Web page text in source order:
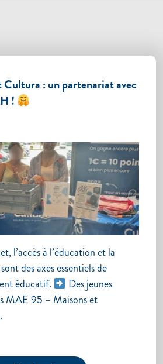
Cultura : un partenariat avec
!
l’accès à l’éducation et la
des axes essentiels de
éducatif.
Des jeunes
MAE 95 – Maisons et